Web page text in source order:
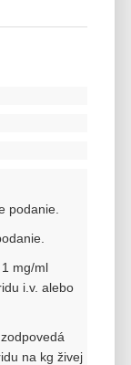
podanie.
mg/ml
i.v. alebo
na kg živej